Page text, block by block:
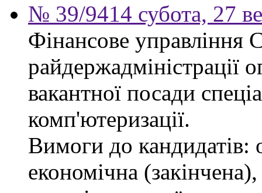
№ 39/9414 субота, 27
Фінансове управління
райдержадміністрації
вакантної посади
комп'ютеризації.
Вимоги до кандидатів:
економічна